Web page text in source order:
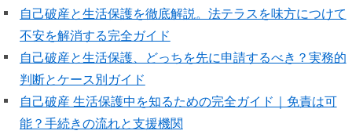
自己破産と生活保護を徹底解説。法テラスを味方につけて
不安を解消する完全ガイド
自己破産と生活保護、どっちを先に申請するべき？実務的
判断とケース別ガイド
自己破産 生活保護中を知るための完全ガイド｜免責は可
能？手続きの流れと支援機関